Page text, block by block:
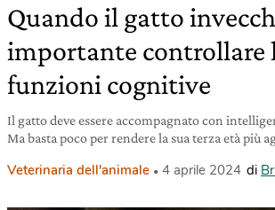
Quando il gatto
importante controllare
funzioni cognitive
Il gatto deve essere accompagnato con
Ma basta poco per rendere la sua terza età più
Veterinaria dell'animale 4 aprile 2024 di